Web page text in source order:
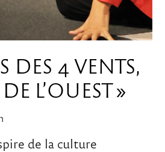
DES 4 VENTS,
L’OUEST »
de la culture